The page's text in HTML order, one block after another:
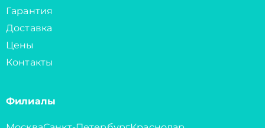
Гарантия
Доставка
Цены
Контакты
Филиалы